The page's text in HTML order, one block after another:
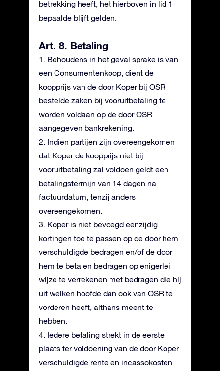
betrekking heeft, het hierboven in lid 1
bepaalde blijft gelden.
Art. 8. Betaling
1. Behoudens in het geval sprake is van
een Consumentenkoop, dient de
koopprijs van de door Koper bij OSR
bestelde zaken bij vooruitbetaling te
worden voldaan op de door OSR
aangegeven bankrekening.
2. Indien partijen zijn overeengekomen
dat Koper de koopprijs niet bij
vooruitbetaling zal voldoen geldt een
betalingstermijn van 14 dagen na
factuurdatum, tenzij anders
overeengekomen.
3. Koper is niet bevoegd eenzijdig
kortingen toe te passen op de door hem
verschuldigde bedragen en/of de door
hem te betalen bedragen op enigerlei
wijze te verrekenen met bedragen die hij
uit welken hoofde dan ook van OSR te
vorderen heeft, althans meent te
hebben.
4. Iedere betaling strekt in de eerste
plaats ter voldoening van de door Koper
verschuldigde rente en incassokosten